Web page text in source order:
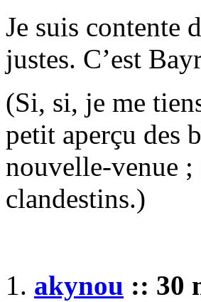
Je suis contente
justes. C’est
(Si, si, je me
petit aperçu des
nouvelle-venue ;
clandestins.)
akynou :: 30